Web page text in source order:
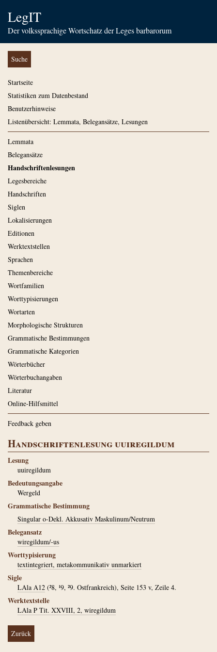
LegIT
Der volkssprachige Wortschatz der Leges barbarorum
Suche
Startseite
Statistiken zum Datenbestand
Benutzerhinweise
Listenübersicht: Lemmata, Belegansätze, Lesungen
Lemmata
Belegansätze
Handschriftenlesungen
Legesbereiche
Handschriften
Siglen
Lokalisierungen
Editionen
Werktextstellen
Sprachen
Themenbereiche
Wortfamilien
Worttypisierungen
Wortarten
Morphologische Strukturen
Grammatische Bestimmungen
Grammatische Kategorien
Wörterbücher
Wörterbuchangaben
Literatur
Online-Hilfsmittel
Feedback geben
Handschriftenlesung uuiregildum
Lesung
uuiregildum
Bedeutungsangabe
Wergeld
Grammatische Bestimmung
Singular o-Dekl. Akkusativ Maskulinum/Neutrum
Belegansatz
wiregildum/-us
Worttypisierung
textintegriert, metakommunikativ unmarkiert
Sigle
LAla A12 (²8, ¹9, ²9. Ostfrankreich), Seite 153 v, Zeile 4.
Werktextstelle
LAla P Tit. XXVIII, 2, wiregildum
Zurück